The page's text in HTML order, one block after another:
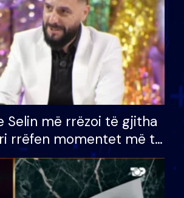
Selin më rrëzoi të gjitha
rrëfen momentet më të
e BB VIP: Do më
e mëngjesit kur…